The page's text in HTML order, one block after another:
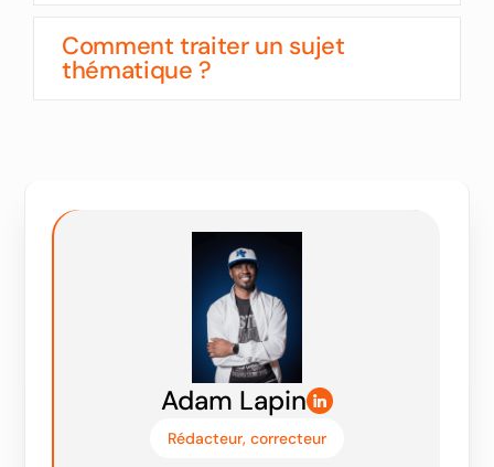
Comment traiter un sujet
thématique ?
Adam Lapin
Rédacteur, correcteur